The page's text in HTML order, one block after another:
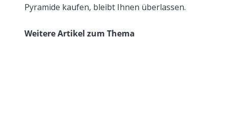
Pyramide kaufen, bleibt Ihnen überlassen.
Weitere Artikel zum Thema